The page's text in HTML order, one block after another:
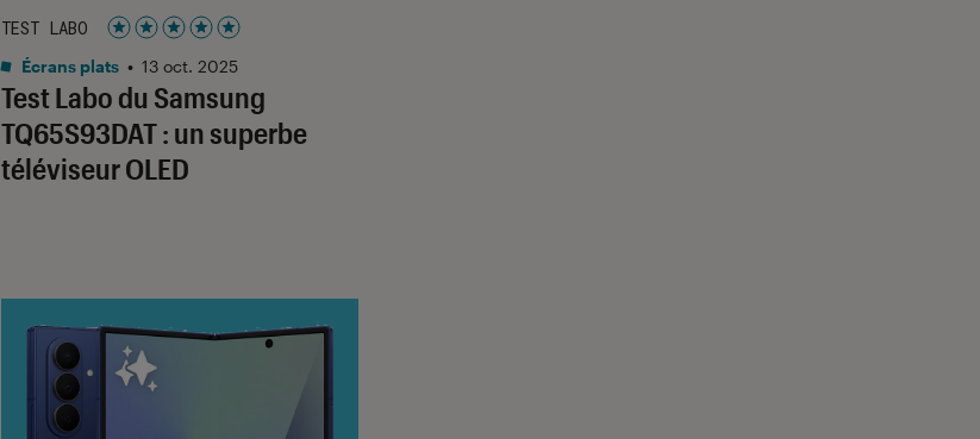
Test Labo du Samsung
TQ65S93DAT : un superbe
téléviseur OLED
TEST LABO
Noté 5 étoiles sur 5
Écrans plats • 13 oct. 2025